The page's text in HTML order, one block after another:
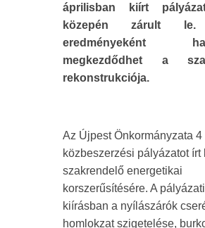
áprilisban kiírt
közepén zárult le.
eredményeként
megkezdődhet a
rekonstrukciója.
Az Újpest Önkormányzata 4
közbeszerzési pályázatot írt
szakrendelő energetikai
korszerűsítésére. A pályázati
kiírásban a nyílászárók
homlokzat szigetelése,